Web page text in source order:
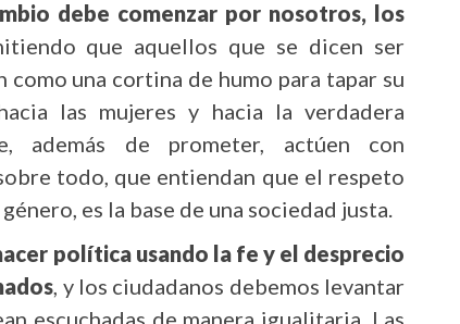
debe comenzar por nosotros, los
que aquellos que se dicen ser
una cortina de humo para tapar su
las mujeres y hacia la verdadera
además de prometer, actúen con
todo, que entiendan que el respeto
es la base de una sociedad justa.
política usando la fe y el desprecio
, y los ciudadanos debemos levantar